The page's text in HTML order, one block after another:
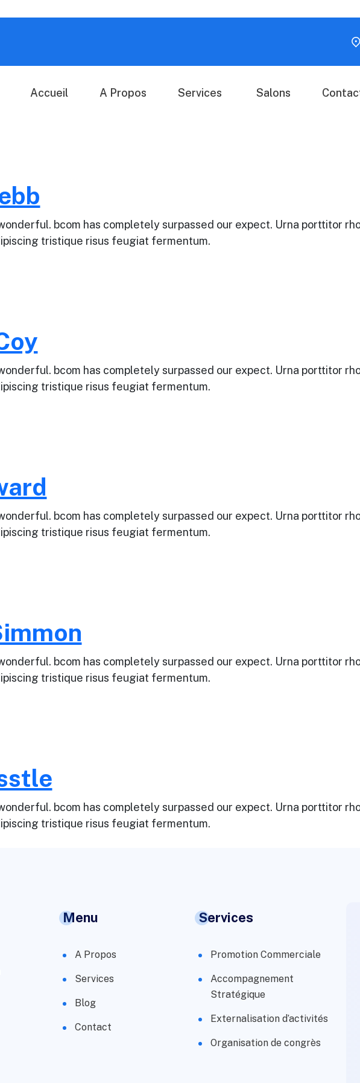
Accueil A Propos Services Salons
bcom has completely surpassed our expect. Urna porttitor
tristique risus feugiat fermentum.
bcom has completely surpassed our expect. Urna porttitor
tristique risus feugiat fermentum.
bcom has completely surpassed our expect. Urna porttitor
tristique risus feugiat fermentum.
bcom has completely surpassed our expect. Urna porttitor
tristique risus feugiat fermentum.
bcom has completely surpassed our expect. Urna porttitor
tristique risus feugiat fermentum.
Menu
A Propos
Services
Blog
Contact
Services
Promotion Commerciale
Accompagnement
Stratégique
Externalisation d’activités
Organisation de congrès